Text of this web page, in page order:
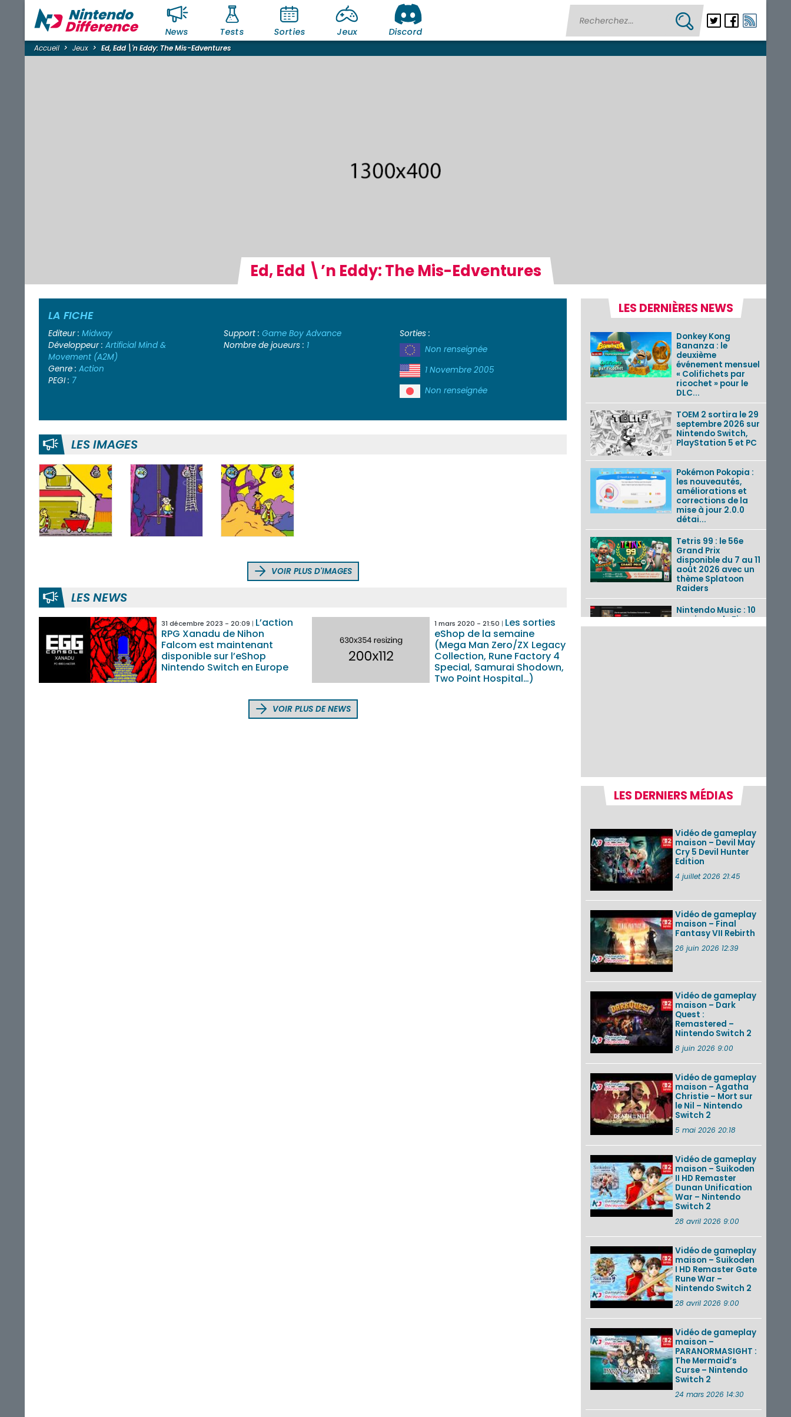
News Tests Sorties Jeux Discord
Accueil Jeux Ed, Edd \'n Eddy: The Mis-Edventures
Ed, Edd \’n Eddy: The Mis-Edventures
LA FICHE
Editeur : Midway
Développeur : Artificial Mind &
Movement (A2M)
Genre : Action
PEGI : 7
Support :Game Boy Advance
Nombre de joueurs : 1
Sorties :
Non renseignée
1 Novembre 2005
Non renseignée
LES IMAGES
VOIR PLUS D'IMAGES
LES NEWS
31 décembre 2023 - 20:09
L’action
RPG Xanadu de Nihon
Falcom est maintenant
disponible sur l’eShop
Nintendo Switch en Europe
1 mars 2020 - 21:50
Les sorties
eShop de la semaine
(Mega Man Zero/ZX Legacy
Collection, Rune Factory 4
Special, Samurai Shodown,
Two Point Hospital…)
VOIR PLUS DE NEWS
LES DERNIÈRES NEWS
Donkey Kong
Bananza : le
deuxième
événement mensuel
« Colifichets par
ricochet » pour le
DLC...
TOEM 2 sortira le 29
septembre 2026 sur
Nintendo Switch,
PlayStation 5 et PC
Pokémon Pokopia :
les nouveautés,
améliorations et
corrections de la
mise à jour 2.0.0
détai...
Tetris 99 : le 56e
Grand Prix
disponible du 7 au 11
août 2026 avec un
thème Splatoon
Raiders
Nintendo Music : 10
musiques de Fire
Emblem : Fortune’s
Un Fire Emblem :
minutes diffusé le 4
août 2026...
Les sorties eShop de
la semaine 31 de
2026 (Xenoblade
Nintendo Switch 2
Edit...
Une édition
physique japonaise
de Stray Children
décembre ...
VOIR PLUS DE NEWS
LES DERNIERS MÉDIAS
Vidéo de gameplay
maison – Devil May
Cry 5 Devil Hunter
Edition
4 juillet 2026 21:45
Vidéo de gameplay
maison – Final
Fantasy VII Rebirth
26 juin 2026 12:39
Vidéo de gameplay
maison – Dark
Quest :
Remastered –
Nintendo Switch 2
8 juin 2026 9:00
Vidéo de gameplay
maison – Agatha
Christie – Mort sur
le Nil – Nintendo
Switch 2
5 mai 2026 20:18
Vidéo de gameplay
maison – Suikoden
II HD Remaster
Dunan Unification
War – Nintendo
Switch 2
28 avril 2026 9:00
Vidéo de gameplay
maison – Suikoden
I HD Remaster Gate
Rune War –
Nintendo Switch 2
28 avril 2026 9:00
Vidéo de gameplay
maison –
PARANORMASIGHT :
The Mermaid’s
Curse – Nintendo
Switch 2
24 mars 2026 14:30